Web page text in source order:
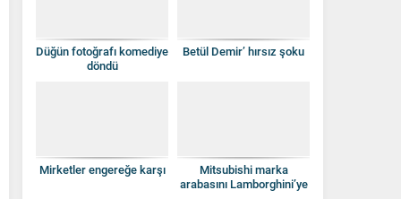
Düğün fotoğrafı komediye
döndü
Betül Demir’ hırsız şoku
Mirketler engereğe karşı
Mitsubishi marka
arabasını Lamborghini’ye